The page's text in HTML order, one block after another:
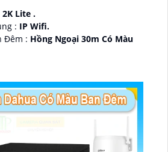
2K Lite .
👍 Công Nghệ Sử Dụng : IP Wifi.
🌙 Khoảng Cách Ban Đêm : Hồng Ngoại 30m Có Màu